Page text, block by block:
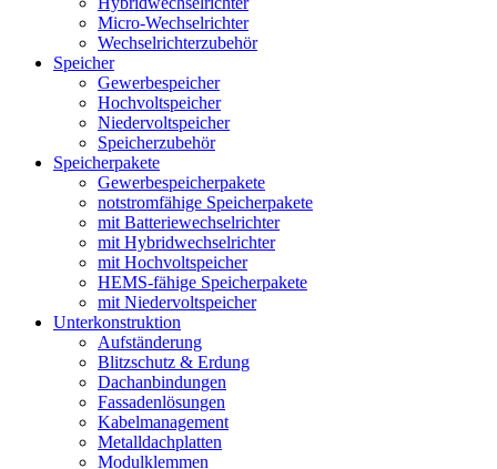
Micro-Wechselrichter
Wechselrichterzubehör
Speicher
Gewerbespeicher
Hochvoltspeicher
Niedervoltspeicher
Speicherzubehör
Speicherpakete
Gewerbespeicherpakete
notstromfähige Speicherpakete
mit Batteriewechselrichter
mit Hybridwechselrichter
mit Hochvoltspeicher
HEMS-fähige Speicherpakete
mit Niedervoltspeicher
Unterkonstruktion
Aufständerung
Blitzschutz & Erdung
Dachanbindungen
Fassadenlösungen
Kabelmanagement
Metalldachplatten
Modulklemmen